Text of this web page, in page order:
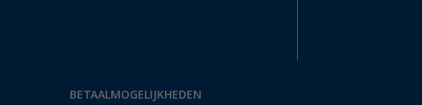
BETAALMOGELIJKHEDEN